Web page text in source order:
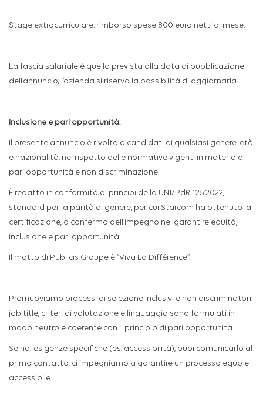
Stage extracurriculare: rimborso spese 800 euro netti al mese.
La fascia salariale è quella prevista alla data di pubblicazione
dell’annuncio; l’azienda si riserva la possibilità di aggiornarla.
Inclusione e pari opportunità:
Il presente annuncio è rivolto a candidati di qualsiasi genere, età
e nazionalità, nel rispetto delle normative vigenti in materia di
pari opportunità e non discriminazione.
È redatto in conformità ai principi della UNI/PdR 125:2022,
standard per la parità di genere, per cui Starcom ha ottenuto la
certificazione, a conferma dell’impegno nel garantire equità,
inclusione e pari opportunità.
Il motto di Publicis Groupe è “Viva La Différence”.
Promuoviamo processi di selezione inclusivi e non discriminatori:
job title, criteri di valutazione e linguaggio sono formulati in
modo neutro e coerente con il principio di pari opportunità.
Se hai esigenze specifiche (es. accessibilità), puoi comunicarlo al
primo contatto: ci impegniamo a garantire un processo equo e
accessibile.